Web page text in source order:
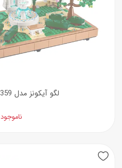
لگو آیکونز مدل 10359 باغ فواره
ناموجود